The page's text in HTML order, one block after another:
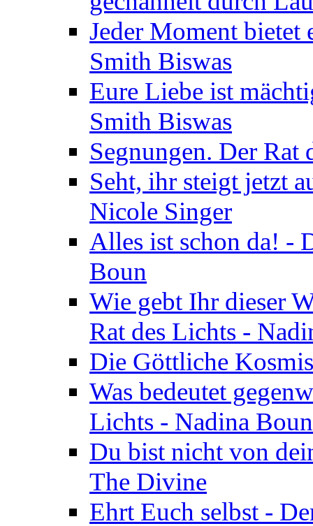
Jeder Moment bietet
Smith Biswas
Eure Liebe ist
Smith Biswas
Segnungen. Der
Seht, ihr steigt jetzt
Nicole Singer
Alles ist schon da! -
Boun
Wie gebt Ihr dieser
Rat des Lichts -
Die Göttliche
Was bedeutet
Lichts - Nadina Boun
Du bist nicht von
The Divine
Ehrt Euch selbst -